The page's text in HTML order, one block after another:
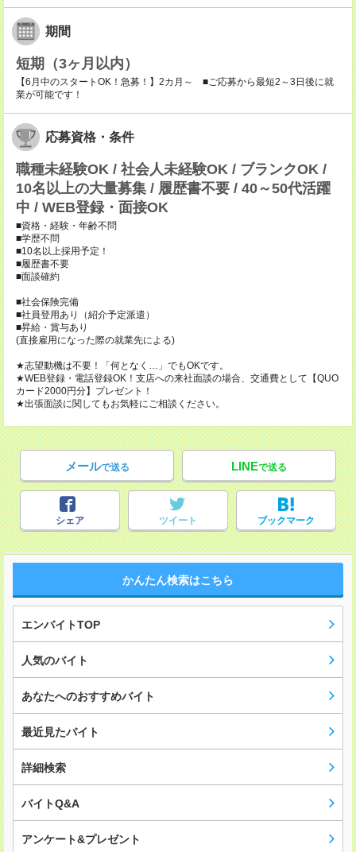
期間
短期（3ヶ月以内）
【6月中のスタートOK！急募！】2カ月～ ■ご応募から最短2～3日後に就
業が可能です！
応募資格・条件
職種未経験OK / 社会人未経験OK / ブランクOK /
10名以上の大量募集 / 履歴書不要 / 40～50代活躍
中 / WEB登録・面接OK
■資格・経験・年齢不問
■学歴不問
■10名以上採用予定！
■履歴書不要
■面談確約
■社会保険完備
■社員登用あり（紹介予定派遣）
■昇給・賞与あり
(直接雇用になった際の就業先による)
★志望動機は不要！「何となく…」でもOKです。
★WEB登録・電話登録OK！支店への来社面談の場合、交通費として【QUO
カード2000円分】プレゼント！
★出張面談に関してもお気軽にご相談ください。
メールで送る LINEで送る
シェア ツイート ブックマーク
かんたん検索はこちら
エンバイトTOP
人気のバイト
あなたへのおすすめバイト
最近見たバイト
詳細検索
バイトQ&A
アンケート&プレゼント